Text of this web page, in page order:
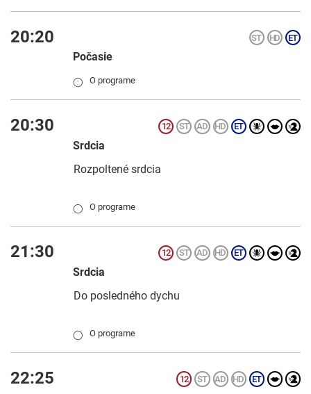
20:20
Počasie
◯ O programe
20:30
Srdcia
Rozpoltené srdcia
◯ O programe
21:30
Srdcia
Do posledného dychu
◯ O programe
22:25